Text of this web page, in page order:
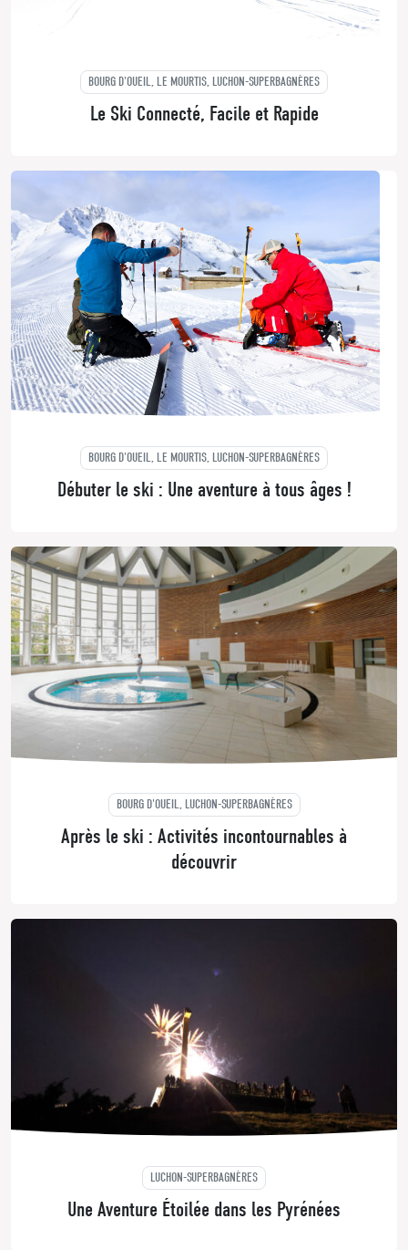
BOURG D'OUEIL, LE MOURTIS, LUCHON-SUPERBAGNÈRES
Le Ski Connecté, Facile et Rapide
BOURG D'OUEIL, LE MOURTIS, LUCHON-SUPERBAGNÈRES
Débuter le ski : Une aventure à tous âges !
BOURG D'OUEIL, LUCHON-SUPERBAGNÈRES
Après le ski : Activités incontournables à
découvrir
LUCHON-SUPERBAGNÈRES
Une Aventure Étoilée dans les Pyrénées